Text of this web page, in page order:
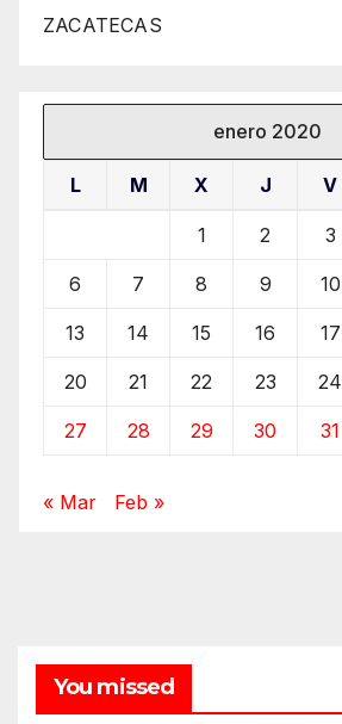
ZACATECAS
enero 2020
L M X J V
1 2 3
6 7 8 9 10
13 14 15 16 17
20 21 22 23 24
27 28 29 30 31
« Mar Feb »
You missed